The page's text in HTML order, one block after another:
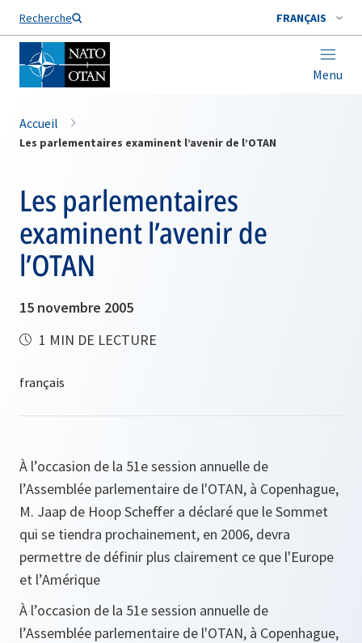
Recherche FRANÇAIS
Menu
Nom de famille*
Accueil
Les parlementaires examinent l’avenir de l’OTAN
Les parlementaires
examinent l’avenir de
l’OTAN
15 novembre 2005
1 MIN DE LECTURE
À l’occasion de la 51e session annuelle de
l’Assemblée parlementaire de l'OTAN, à Copenhague,
M. Jaap de Hoop Scheffer a déclaré que le Sommet
qui se tiendra prochainement, en 2006, devra
permettre de définir plus clairement ce que l'Europe
et l’Amérique
À l’occasion de la 51e session annuelle de
l’Assemblée parlementaire de l'OTAN, à Copenhague,